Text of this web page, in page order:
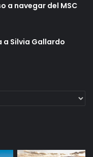
a navegar del MSC
a Silvia Gallardo